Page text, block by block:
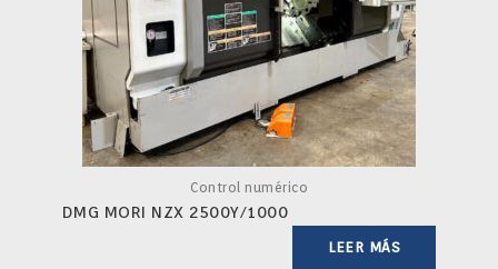
Control numérico
DMG MORI NZX 2500Y/1000
LEER MÁS